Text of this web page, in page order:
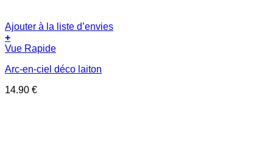
Ajouter à la liste d’envies
+
Vue Rapide
Arc-en-ciel déco laiton
14.90 €